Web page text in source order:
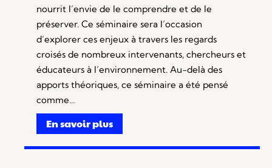
nourrit l’envie de le comprendre et de le
préserver. Ce séminaire sera l’occasion
d’explorer ces enjeux à travers les regards
croisés de nombreux intervenants, chercheurs et
éducateurs à l’environnement. Au-delà des
apports théoriques, ce séminaire a été pensé
comme…
En savoir plus